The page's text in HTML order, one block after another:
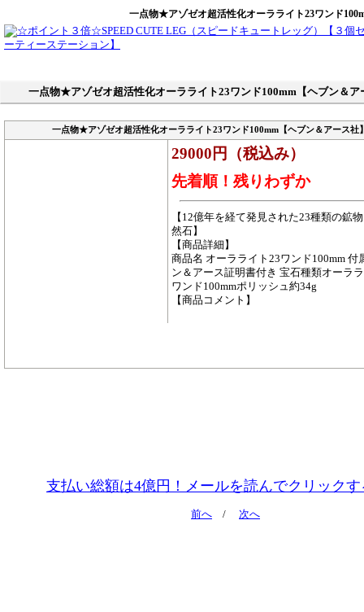
一点物★アゾゼオ超活性化オーラライト23ワンド
一点物★アゾゼオ超活性化オーラライト23ワンド100mm【ヘブン＆ア
一点物★アゾゼオ超活性化オーラライト23ワンド100mm【ヘブン＆アース社
29000円（税込み）
先着順！残りわずか
【12億年を経て発見された23種類の鉱
然石】
【商品詳細】
商品名 オーラライト23ワンド100mm 付
ン＆アース証明書付き 宝石種類オーラ
ワンド100mmポリッシュ約34g
【商品コメント】
支払い総額は4億円！メールを読んでクリック
前へ / 次へ